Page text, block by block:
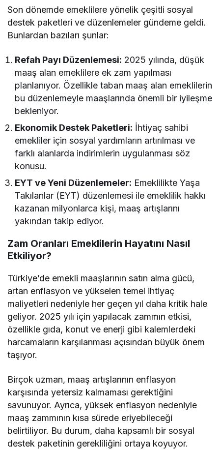
Son dönemde emeklilere yönelik çeşitli sosyal
destek paketleri ve düzenlemeler gündeme geldi.
Bunlardan bazıları şunlar:
Refah Payı Düzenlemesi: 2025 yılında, düşük
maaş alan emeklilere ek zam yapılması
planlanıyor. Özellikle taban maaş alan emeklilerin
bu düzenlemeyle maaşlarında önemli bir iyileşme
bekleniyor.
Ekonomik Destek Paketleri: İhtiyaç sahibi
emekliler için sosyal yardımların artırılması ve
farklı alanlarda indirimlerin uygulanması söz
konusu.
EYT ve Yeni Düzenlemeler: Emeklilikte Yaşa
Takılanlar (EYT) düzenlemesi ile emeklilik hakkı
kazanan milyonlarca kişi, maaş artışlarını
yakından takip ediyor.
Zam Oranları Emeklilerin Hayatını Nasıl
Etkiliyor?
Türkiye’de emekli maaşlarının satın alma gücü,
artan enflasyon ve yükselen temel ihtiyaç
maliyetleri nedeniyle her geçen yıl daha kritik hale
geliyor. 2025 yılı için yapılacak zammın etkisi,
özellikle gıda, konut ve enerji gibi kalemlerdeki
harcamaların karşılanması açısından büyük önem
taşıyor.
Birçok uzman, maaş artışlarının enflasyon
karşısında yetersiz kalmaması gerektiğini
savunuyor. Ayrıca, yüksek enflasyon nedeniyle
maaş zammının kısa sürede eriyebileceği
belirtiliyor. Bu durum, daha kapsamlı bir sosyal
destek paketinin gerekliliğini ortaya koyuyor.